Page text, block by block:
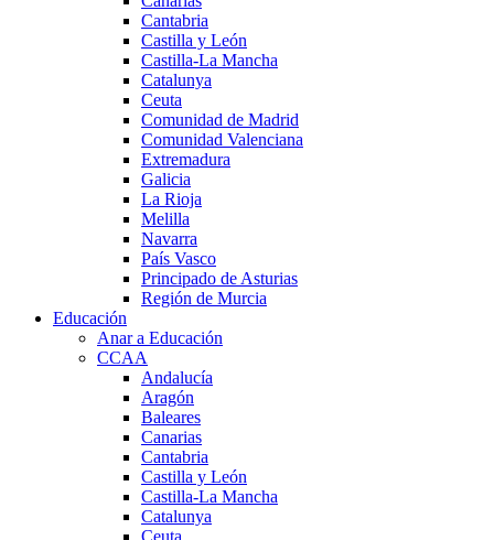
Cantabria
Castilla y León
Castilla-La Mancha
Catalunya
Ceuta
Comunidad de Madrid
Comunidad Valenciana
Extremadura
Galicia
La Rioja
Melilla
Navarra
País Vasco
Principado de Asturias
Región de Murcia
Educación
Anar a Educación
CCAA
Andalucía
Aragón
Baleares
Canarias
Cantabria
Castilla y León
Castilla-La Mancha
Catalunya
Ceuta